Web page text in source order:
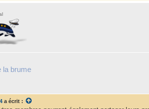
la brume
a écrit :